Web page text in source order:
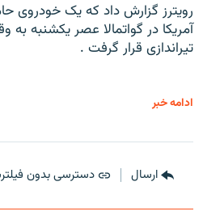
رویترز گزارش داد که یک خودروی
آمریکا در گواتمالا عصر یکشنبه
تیراندازی قرار گرفت .
ادامه خبر
ارسال دسترسی بدون